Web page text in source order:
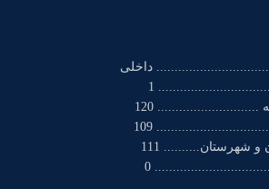
داخلی
1
120
109
شهرستان.......... 111
0